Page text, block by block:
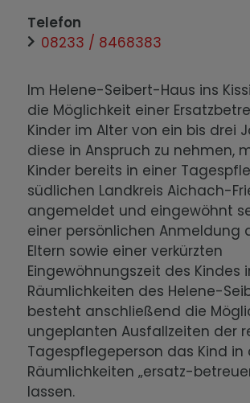
Im Helene-Seibert-Haus ins
die Möglichkeit einer
Kinder im Alter von ein bis drei
diese in Anspruch zu nehmen,
Kinder bereits in einer
südlichen Landkreis Aichach-
angemeldet und eingewöhnt
einer persönlichen Anmeldung
Eltern sowie einer verkürzten
Eingewöhnungszeit des Kindes
Räumlichkeiten des Helene-
besteht anschließend die
ungeplanten Ausfallzeiten der
Tagespflegeperson das Kind in
Räumlichkeiten „ersatz-
lassen.
Telefon
08233 / 8468383